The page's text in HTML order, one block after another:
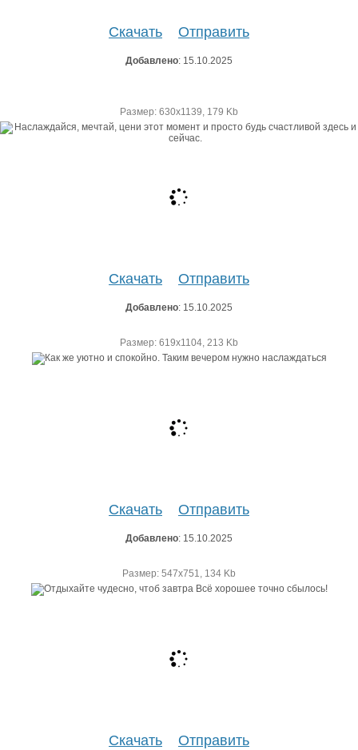
Скачать Отправить
Добавлено: 15.10.2025
Размер: 630х1139, 179 Kb
Скачать Отправить
Добавлено: 15.10.2025
Размер: 619х1104, 213 Kb
Скачать Отправить
Добавлено: 15.10.2025
Размер: 547х751, 134 Kb
Скачать Отправить